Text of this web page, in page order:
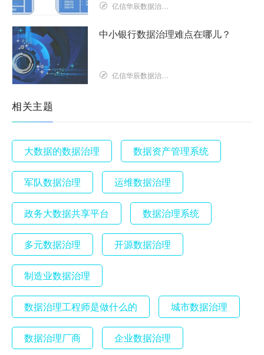
亿信华辰数据治理研究院
中小银行数据治理难点在哪儿？
亿信华辰数据治理研究院
相关主题
大数据的数据治理 数据资产管理系统
军队数据治理 运维数据治理
政务大数据共享平台 数据治理系统
多元数据治理 开源数据治理
制造业数据治理
数据治理工程师是做什么的 城市数据治理
数据治理厂商 企业数据治理